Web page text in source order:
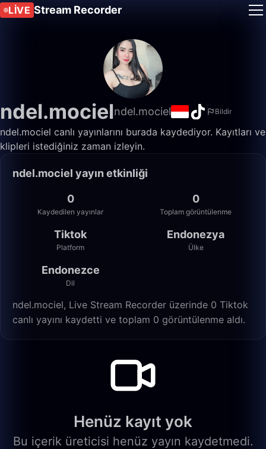
LIVE Stream Recorder
ndel.mocielndel.mociel Bildir
ndel.mociel canlı yayınlarını burada kaydediyor. Kayıtları ve
klipleri istediğiniz zaman izleyin.
ndel.mociel yayın etkinliği
0
Kaydedilen yayınlar
0
Toplam görüntülenme
Tiktok
Platform
Endonezya
Ülke
Endonezce
Dil
ndel.mociel, Live Stream Recorder üzerinde 0 Tiktok
canlı yayını kaydetti ve toplam 0 görüntülenme aldı.
Henüz kayıt yok
Bu içerik üreticisi henüz yayın kaydetmedi.